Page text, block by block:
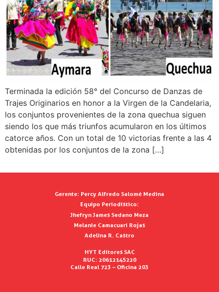
Terminada la edición 58° del Concurso de Danzas de
Trajes Originarios en honor a la Virgen de la Candelaria,
los conjuntos provenientes de la zona quechua siguen
siendo los que más triunfos acumularon en los últimos
catorce años. Con un total de 10 victorias frente a las 4
obtenidas por los conjuntos de la zona […]
Gerente: Percy Alfredo Salomé Medina
Equipo Periodístico:
Jhefryn James Sedano Meza
Melanie Camacuari Rojas
Adelina R. Castro
HYT Editores SAC
RUC: 20612145220
Calle Real 723 – Oficina 203